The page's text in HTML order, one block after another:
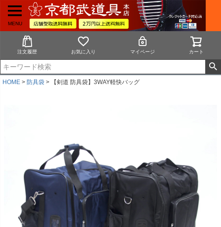
MENU
注文履歴 お気に入り マイページ カート
HOME 防具袋 【剣道 防具袋】3WAY軽快バッグ